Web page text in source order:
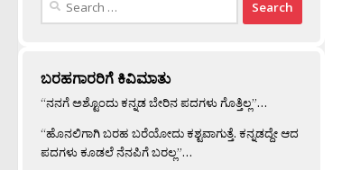
ಬರಹಗಾರರಿಗೆ ಕಿವಿಮಾತು
“ನನಗೆ ಅಶ್ಟೊಂದು ಕನ್ನಡ ಬೇರಿನ ಪದಗಳು ಗೊತ್ತಿಲ್ಲ”…
“ಹೊನಲಿಗಾಗಿ ಬರಹ ಬರೆಯೋದು ಕಶ್ಟವಾಗುತ್ತೆ. ಕನ್ನಡದ್ದೇ ಆದ
ಪದಗಳು ಕೂಡಲೆ ನೆನಪಿಗೆ ಬರಲ್ಲ”…